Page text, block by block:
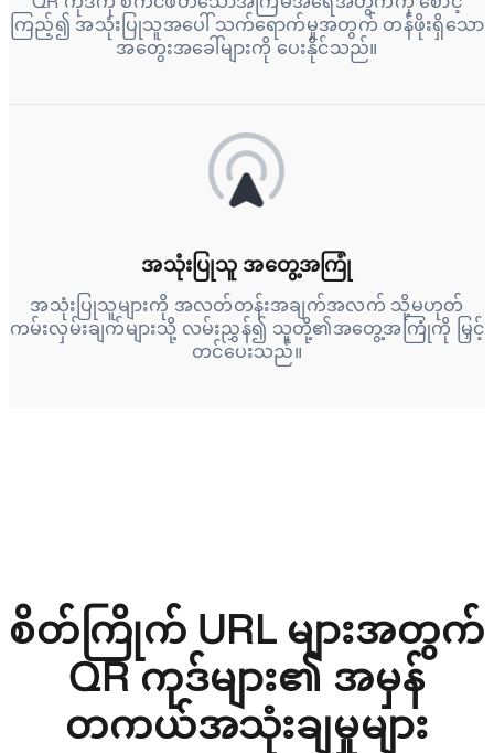
ကြည့်၍ အသုံးပြုသူအပေါ် သက်ရောက်မှုအတွက် တန်ဖိုးရှိသော
အတွေးအခေါ်များကို ပေးနိုင်သည်။
အသုံးပြုသူ အတွေ့အကြုံ
အသုံးပြုသူများကို အလတ်တန်းအချက်အလက် သို့မဟုတ်
ကမ်းလှမ်းချက်များသို့ လမ်းညွှန်၍ သူတို့၏အတွေ့အကြုံကို မြှင့်
တင်ပေးသည်။
စိတ်ကြိုက် URL များအတွက်
QR ကုဒ်များ၏ အမှန်
တကယ်အသုံးချမှုများ